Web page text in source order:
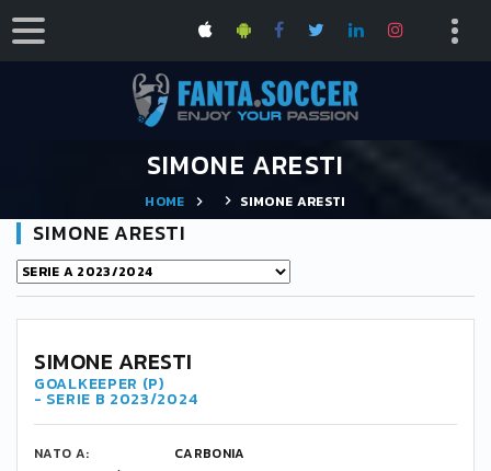
SIMONE ARESTI
HOME SIMONE ARESTI
SIMONE ARESTI
SIMONE ARESTI
GOALKEEPER (P)
- SERIE B 2023/2024
NATO A:
CARBONIA